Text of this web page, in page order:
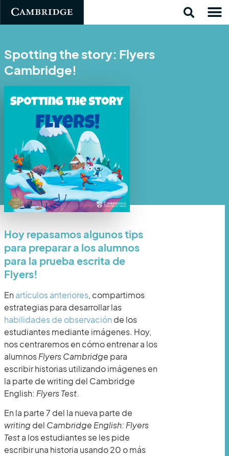
Spotting the story: Flyers
Cambridge!
Hoy repasamos algunos tips
para preparar a los alumnos
para la prueba escrita de
Flyers!
En artículos anteriores, compartimos
estrategias para desarrollar las
habilidades de observación de los
estudiantes mediante imágenes. Hoy,
nos centraremos en cómo entrenar a los
alumnosFlyers Cambridge para
escribir historias utilizando imágenes en
la parte de writing del Cambridge
English: Flyers Test.
En la parte 7 del la nueva parte de
writing del Cambridge English: Flyers
Testa los estudiantes se les pide
escribir una historia usando 20 o más